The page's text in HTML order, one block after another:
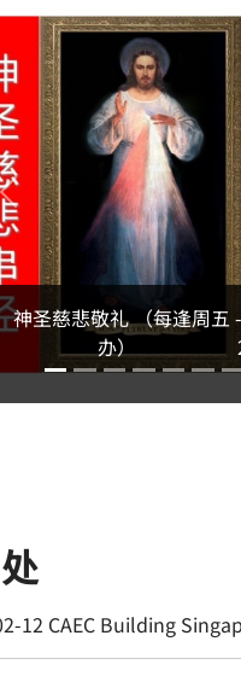
神圣慈悲敬礼 （每逢周五
办）
12 CAEC Building